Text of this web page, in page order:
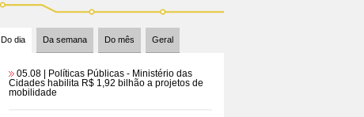
Do dia Da semana Do mês Geral
05.08 | Políticas Públicas - Ministério das
Cidades habilita R$ 1,92 bilhão a projetos de
mobilidade